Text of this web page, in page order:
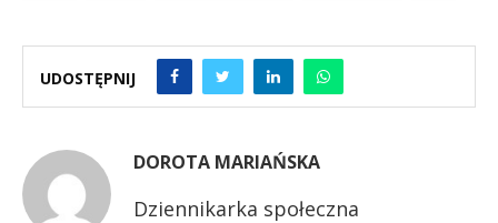
UDOSTĘPNIJ
DOROTA MARIAŃSKA
Dziennikarka społeczna